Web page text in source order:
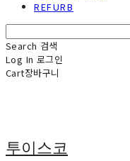
REFURB
Search 검색
Log In 로그인
Cart장바구니
투이스코